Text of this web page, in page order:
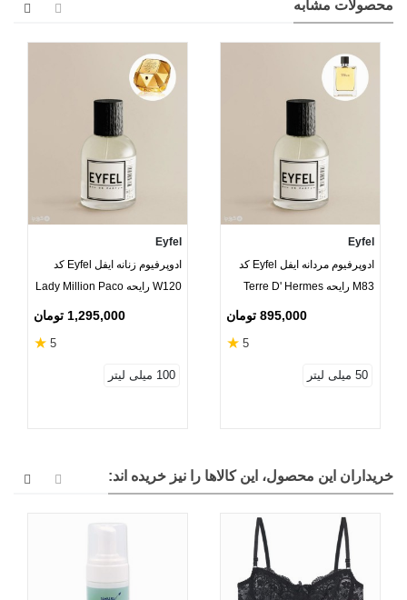
محصولات مشابه
Eyfel
ادوپرفیوم مردانه ایفل Eyfel کد
M83 رایحه Terre D' Hermes
895,000 تومان
5
★
50 میلی لیتر
Eyfel
ادوپرفیوم زنانه ایفل Eyfel کد
W120 رایحه Lady Million Paco
1,295,000 تومان
5
★
100 میلی لیتر
خریداران این محصول، این کالاها را نیز خریده اند: